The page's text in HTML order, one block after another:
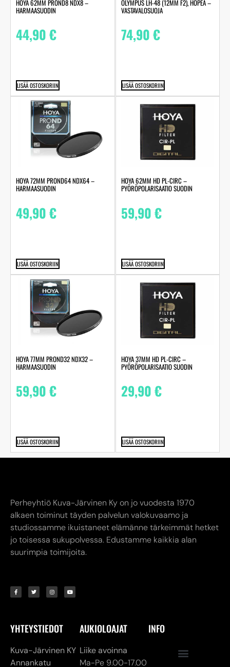
HOYA 62MM PROND8 NDX8 –
HARMAASUODIN
44,90€
LISÄÄ OSTOSKORIIN
OLYMPUS LH-48 (12MM F2), HOPEA –
VASTAVALOSUOJA
74,90€
LISÄÄ OSTOSKORIIN
HOYA 72MM PROND64 NDX64 –
HARMAASUODIN
49,90€
LISÄÄ OSTOSKORIIN
HOYA 62MM HD PL-CIRC –
PYÖRÖPOLARISAATIO SUODIN
59,90€
LISÄÄ OSTOSKORIIN
HOYA 77MM PROND32 NDX32 –
HARMAASUODIN
59,90€
LISÄÄ OSTOSKORIIN
HOYA 37MM HD PL-CIRC –
PYÖRÖPOLARISAATIO SUODIN
29,90€
LISÄÄ OSTOSKORIIN
Perheyhtiö Kuva-Järvinen Ky on jo vuodesta 1970
alkaen toiminut täyden palvelun valokuvaamo ja
studiossamme ikuistaneet elämänne tärkeimmät hetket
jo toisessa sukupolvessa. Edustamme kaikkia alan
suurimpia toimijoita.
YHTEYSTIEDOT
Kuva-Järvinen KY
Annankatu
AUKIOLOAJAT
Liike avoinna
Ma-Pe 9.00-17.00
INFO